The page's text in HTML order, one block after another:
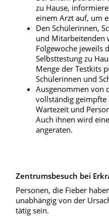
zu Hause,
einem Arzt auf, um
Den Schülerinnen,
und Mitarbeitenden
Folgewoche jeweils
Selbsttestung zu
Menge der Testkits
Schülerinnen und
Ausgenommen von
vollständig geimpfte
Wartezeit und
Auch ihnen wird
angeraten.
Zentrumsbesuch bei
Personen, die Fieber
unabhängig von der
tätig sein.